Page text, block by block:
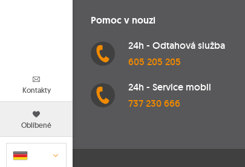
Kontakty
Oblíbené
Pomoc v nouzi
24h - Odtahová služba
605 205 205
24h - Service mobil
737 230 666